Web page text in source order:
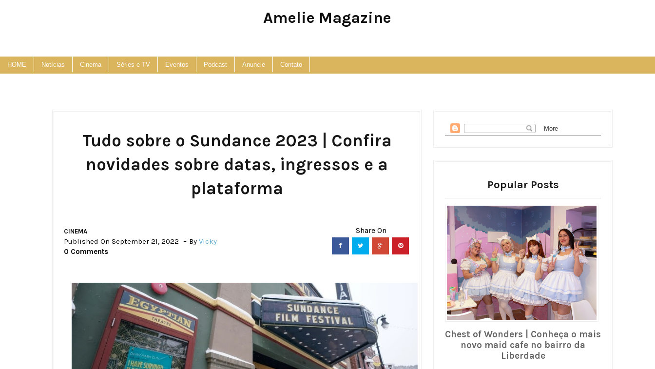
Amelie Magazine
HOME Notícias Cinema Séries e TV Eventos Podcast Anuncie Contato
Tudo sobre o Sundance 2023 | Confira
novidades sobre datas, ingressos e a
plataforma
CINEMA
Published On September 21, 2022 By Vicky
0 Comments
Popular Posts
Chest of Wonders | Conheça o mais
novo maid cafe no bairro da
Liberdade